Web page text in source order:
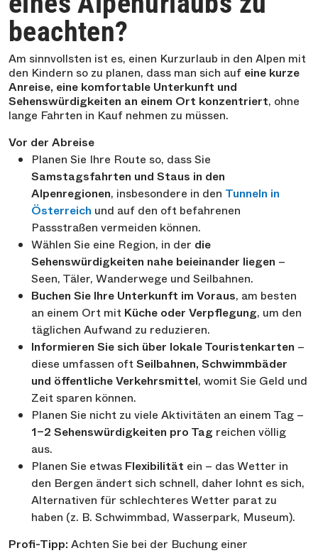
beachten?
Am sinnvollsten ist es, einen Kurzurlaub in den Alpen mit
den Kindern so zu planen, dass man sich auf eine kurze
Anreise, eine komfortable Unterkunft und
Sehenswürdigkeiten an einem Ort konzentriert, ohne
lange Fahrten in Kauf nehmen zu müssen.
Vor der Abreise
Planen Sie Ihre Route so, dass Sie
Samstagsfahrten und Staus in den
Alpenregionen, insbesondere in den Tunneln in
Österreich und auf den oft befahrenen
Passstraßen vermeiden können.
Wählen Sie eine Region, in der die
Sehenswürdigkeiten nahe beieinander liegen –
Seen, Täler, Wanderwege und Seilbahnen.
Buchen Sie Ihre Unterkunft im Voraus, am besten
an einem Ort mit Küche oder Verpflegung, um den
täglichen Aufwand zu reduzieren.
Informieren Sie sich über lokale Touristenkarten –
diese umfassen oftSeilbahnen, Schwimmbäder
und öffentliche Verkehrsmittel, womit Sie Geld und
Zeit sparen können.
Planen Sie nicht zu viele Aktivitäten an einem Tag –
1–2 Sehenswürdigkeiten pro Tag reichen völlig
aus.
Planen Sie etwas Flexibilität ein – das Wetter in
den Bergen ändert sich schnell, daher lohnt es sich,
Alternativen für schlechteres Wetter parat zu
haben (z. B. Schwimmbad, Wasserpark, Museum).
Profi-Tipp: Achten Sie bei der Buchung einer